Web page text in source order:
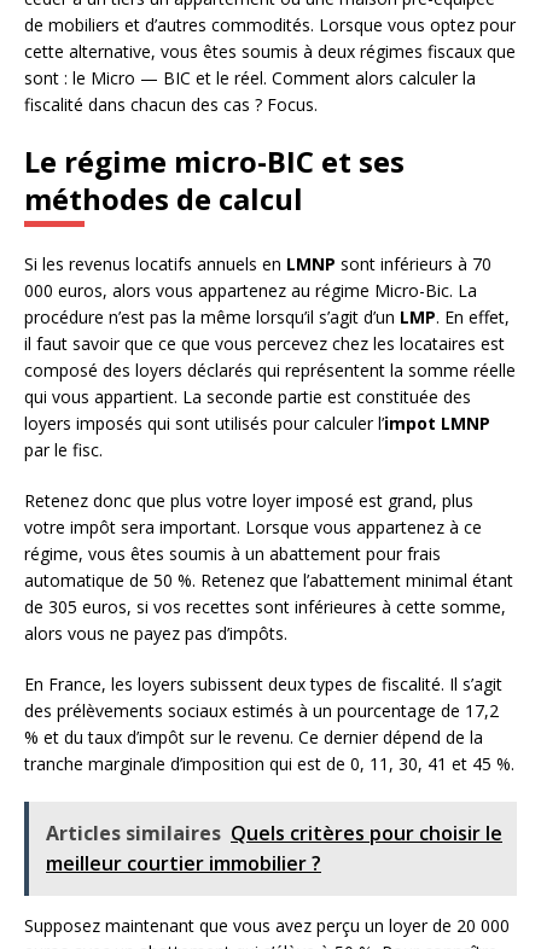
de mobiliers et d’autres commodités. Lorsque vous optez pour
cette alternative, vous êtes soumis à deux régimes fiscaux que
sont : le Micro — BIC et le réel. Comment alors calculer la
fiscalité dans chacun des cas ? Focus.
Le régime micro-BIC et ses
méthodes de calcul
Si les revenus locatifs annuels en LMNP sont inférieurs à 70
000 euros, alors vous appartenez au régime Micro-Bic. La
procédure n’est pas la même lorsqu’il s’agit d’un LMP. En effet,
il faut savoir que ce que vous percevez chez les locataires est
composé des loyers déclarés qui représentent la somme réelle
qui vous appartient. La seconde partie est constituée des
loyers imposés qui sont utilisés pour calculer l’impot LMNP
par le fisc.
Retenez donc que plus votre loyer imposé est grand, plus
votre impôt sera important. Lorsque vous appartenez à ce
régime, vous êtes soumis à un abattement pour frais
automatique de 50 %. Retenez que l’abattement minimal étant
de 305 euros, si vos recettes sont inférieures à cette somme,
alors vous ne payez pas d’impôts.
En France, les loyers subissent deux types de fiscalité. Il s’agit
des prélèvements sociaux estimés à un pourcentage de 17,2
% et du taux d’impôt sur le revenu. Ce dernier dépend de la
tranche marginale d’imposition qui est de 0, 11, 30, 41 et 45 %.
Articles similaires Quels critères pour choisir le
meilleur courtier immobilier ?
Supposez maintenant que vous avez perçu un loyer de 20 000